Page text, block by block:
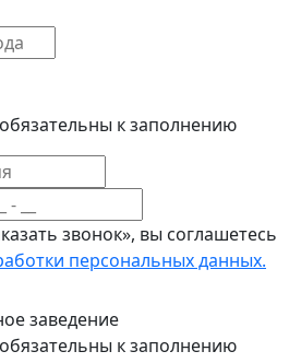
к заполнению
звонок», вы соглашетесь
персональных данных.
заведение
к заполнению